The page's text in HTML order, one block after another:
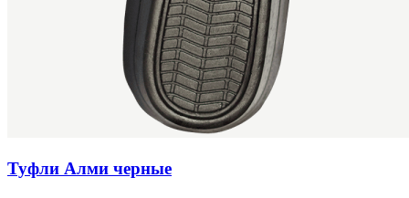
Туфли Алми черные